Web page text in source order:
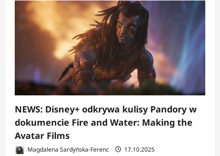
NEWS: Disney+ odkrywa kulisy Pandory w
dokumencie Fire and Water: Making the
Avatar Films
Magdalena Sardyńska-Ferenc 17.10.2025